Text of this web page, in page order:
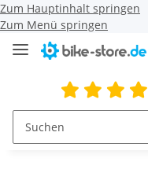
Zum Hauptinhalt springen
Zum Menü springen